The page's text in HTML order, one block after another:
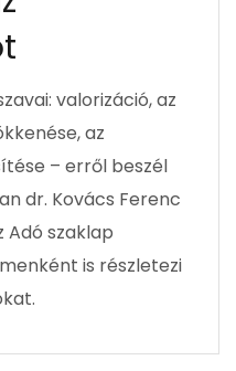
valorizáció, az
az
– erről beszél
dr. Kovács Ferenc
Adó szaklap
is részletezi